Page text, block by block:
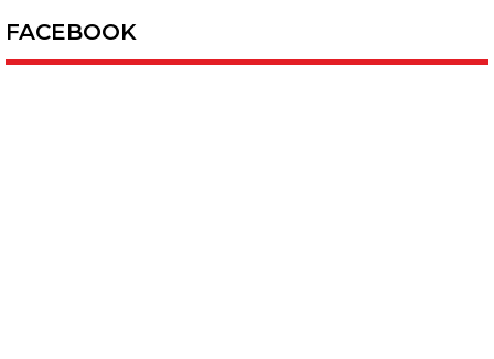
FACEBOOK